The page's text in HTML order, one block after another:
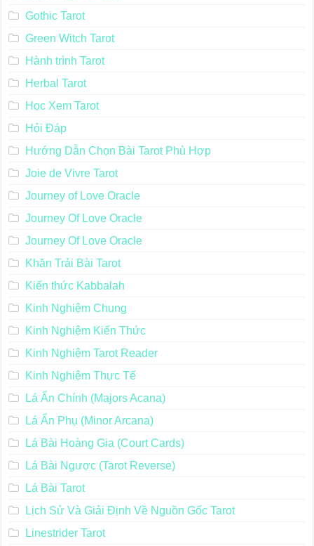
Gothic Tarot
Green Witch Tarot
Hành trình Tarot
Herbal Tarot
Học Xem Tarot
Hỏi Đáp
Hướng Dẫn Chọn Bài Tarot Phù Hợp
Joie de Vivre Tarot
Journey of Love Oracle
Journey Of Love Oracle
Journey Of Love Oracle
Khăn Trải Bài Tarot
Kiến thức Kabbalah
Kinh Nghiệm Chung
Kinh Nghiệm Kiến Thức
Kinh Nghiệm Tarot Reader
Kinh Nghiệm Thực Tế
Lá Ẩn Chính (Majors Acana)
Lá Ẩn Phụ (Minor Arcana)
Lá Bài Hoàng Gia (Court Cards)
Lá Bài Ngược (Tarot Reverse)
Lá Bài Tarot
Lịch Sử Và Giải Định Về Nguồn Gốc Tarot
Linestrider Tarot